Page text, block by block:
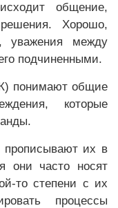
общение,
Хорошо,
уважения между
подчиненными.
понимают общие
которые
прописывают их в
они часто носят
то степени с их
процессы